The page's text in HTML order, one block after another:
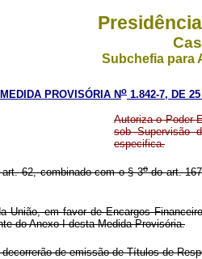
Subchefia para
MEDIDA PROVISÓRIA No 1.842-7, DE
Autoriza o Poder
sob Supervisão
especifica.
62, combinado com o § 3odo art.
em favor de Encargos
do Anexo I desta Medida Provisória.
de emissão de Títulos de